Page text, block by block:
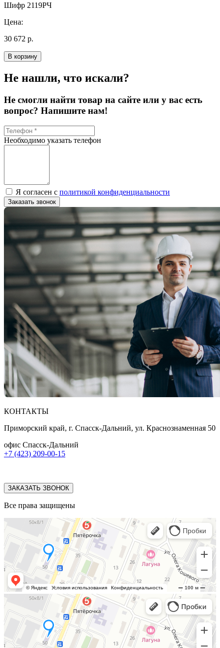
Шифр 2119РЧ
Цена:
30 672 р.
В корзину
Не нашли, что искали?
Не смогли найти товар на сайте или у вас есть
вопрос? Напишите нам!
Необходимо указать телефон
Я согласен с политикой конфиденциальности
Заказать звонок
КОНТАКТЫ
Приморский край, г. Спасск-Дальний, ул. Краснознаменная 50
офис Спасск-Дальний
+7 (423) 209-00-15
ЗАКАЗАТЬ ЗВОНОК
Все права защищены